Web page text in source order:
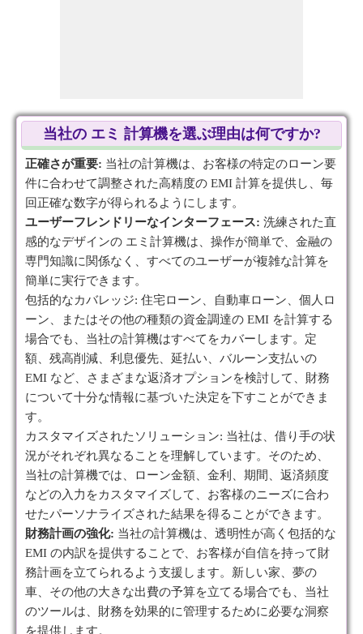
当社の エミ 計算機を選ぶ理由は何ですか?
正確さが重要: 当社の計算機は、お客様の特定のローン要
件に合わせて調整された高精度の EMI 計算を提供し、毎
回正確な数字が得られるようにします。
ユーザーフレンドリーなインターフェース: 洗練された直
感的なデザインの エミ計算機は、操作が簡単で、金融の
専門知識に関係なく、すべてのユーザーが複雑な計算を
簡単に実行できます。
包括的なカバレッジ: 住宅ローン、自動車ローン、個人ロ
ーン、またはその他の種類の資金調達の EMI を計算する
場合でも、当社の計算機はすべてをカバーします。定
額、残高削減、利息優先、延払い、バルーン支払いの
EMI など、さまざまな返済オプションを検討して、財務
について十分な情報に基づいた決定を下すことができま
す。
カスタマイズされたソリューション: 当社は、借り手の状
況がそれぞれ異なることを理解しています。そのため、
当社の計算機では、ローン金額、金利、期間、返済頻度
などの入力をカスタマイズして、お客様のニーズに合わ
せたパーソナライズされた結果を得ることができます。
財務計画の強化: 当社の計算機は、透明性が高く包括的な
EMI の内訳を提供することで、お客様が自信を持って財
務計画を立てられるよう支援します。新しい家、夢の
車、その他の大きな出費の予算を立てる場合でも、当社
のツールは、財務を効果的に管理するために必要な洞察
を提供します。